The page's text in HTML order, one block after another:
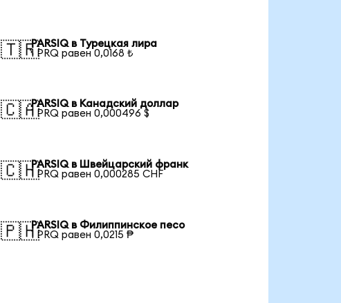
🇹🇷PARSIQ в Турецкая лира
1 PRQ равен 0,0168 ₺
🇨🇦PARSIQ в Канадский доллар
1 PRQ равен 0,000496 $
🇨🇭PARSIQ в Швейцарский франк
1 PRQ равен 0,000285 CHF
🇵🇭PARSIQ в Филиппинское песо
1 PRQ равен 0,0215 ₱